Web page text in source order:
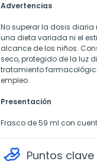
Advertencias
No superar la dosis
una dieta variada ni el
alcance de los niños.
seco, protegido de la luz
tratamiento
empleo.
Presentación
Frasco de 59 ml con
Puntos clave